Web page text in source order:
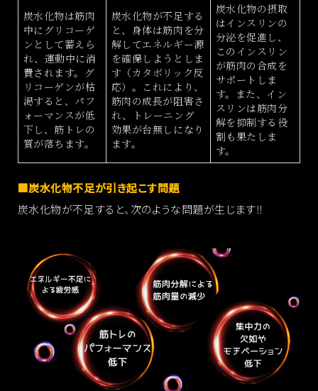
炭水化物は筋肉
中にグリコーゲ
ンとして蓄えら
れ、運動中に消
費されます。グ
リコーゲンが枯
渇すると、パフ
ォーマンスが低
下し、筋トレの
質が落ちます。
炭水化物が不足する
と、身体は筋肉を分
解してエネルギー源
を確保しようとしま
す（カタボリック反
応）。これにより、
筋肉の成長が阻害さ
れ、トレーニング
効果が台無しになり
ます。
炭水化物の摂取
はインスリンの
分泌を促進し、
このインスリン
が筋肉の合成を
サポートしま
す。また、イン
スリンは筋肉分
解を抑制する役
割も果たしま
す。
■炭水化物不足が引き起こす問題
炭水化物が不足すると、次のような問題が生じます‼︎